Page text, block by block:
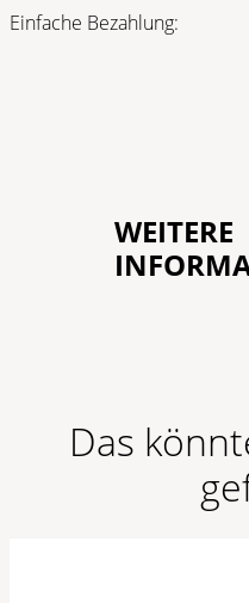
Einfache Bezahlung:
WEITERE
Das